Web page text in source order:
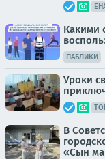
Какими
ПАБЛИКИ
Уроки
В
«Сын